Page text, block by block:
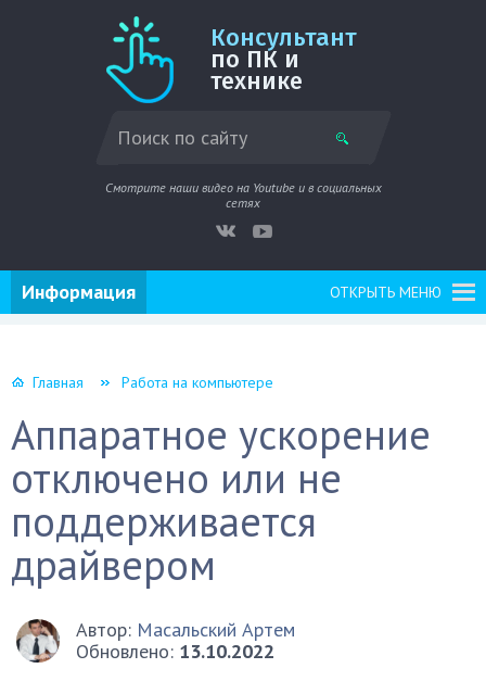
Консультант
по ПК и
технике
Смотрите наши видео на Youtube и в социальных
сетях
ОТКРЫТЬ МЕНЮ
Информация
Главная Работа на компьютере
Аппаратное ускорение
отключено или не
поддерживается
драйвером
Автор: Масальский Артем
Обновлено: 13.10.2022